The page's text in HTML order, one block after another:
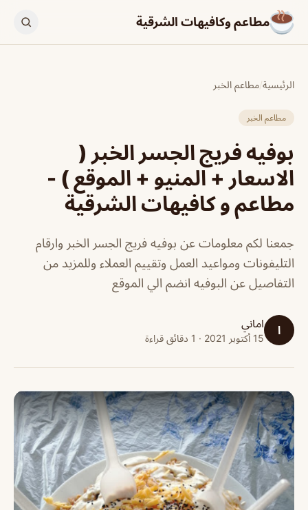
مطاعم وكافيهات الشرقية
الرئيسية/مطاعم الخبر
مطاعم الخبر
بوفيه فريج الجسر الخبر (
الاسعار + المنيو + الموقع ) -
مطاعم و كافيهات الشرقية
جمعنا لكم معلومات عن بوفيه فريج الجسر الخبر وارقام
التليفونات ومواعيد العمل وتقييم العملاء وللمزيد من
التفاصيل عن البوفيه انضم الي الموقع
ا اماني
15 أكتوبر 2021 · 1 دقائق قراءة